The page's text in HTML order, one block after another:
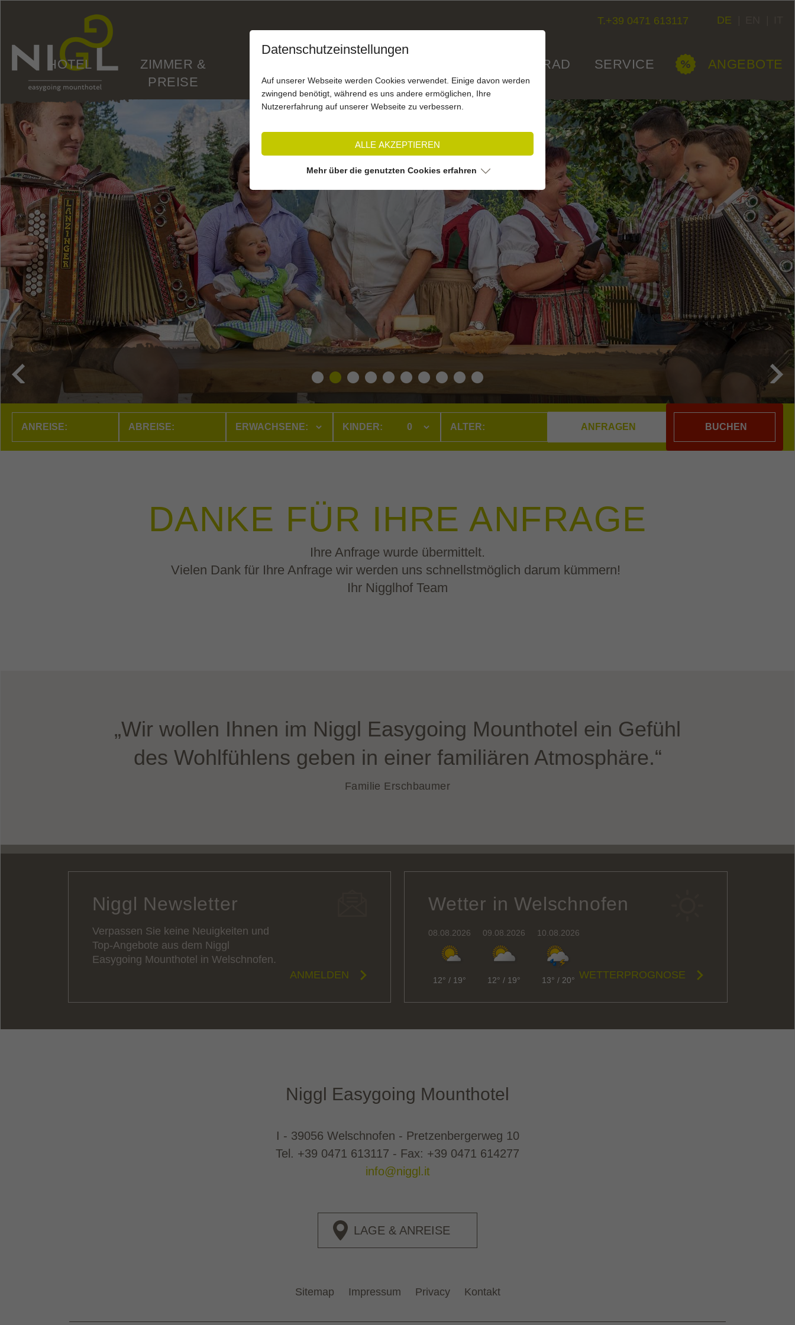
T.+39 0471 613117 DE
HOTEL
ZIMMER &
PREISE
AKTIV
AKTIV
MOTORRAD SERVICE ANGEBOTE
ERWACHSENE: KINDER: BUCHEN
DANKE FÜR IHRE ANFRAGE
Ihre Anfrage wurde übermittelt.
Vielen Dank für Ihre Anfrage wir werden uns schnellstmöglich darum kümmern!
Ihr Nigglhof Team
„Wir wollen Ihnen im Niggl Easygoing Mounthotel ein Gefühl
des Wohlfühlens geben in einer familiären Atmosphäre.“
Familie Erschbaumer
Niggl Newsletter
Verpassen Sie keine Neuigkeiten und
Top-Angebote aus dem Niggl
Easygoing Mounthotel in Welschnofen.
ANMELDEN
Wetter in Welschnofen
08.08.2026
12° / 19°
09.08.2026
12° / 19°
10.08.2026
13° / 20° WETTERPROGNOSE
Niggl Easygoing Mounthotel
I - 39056 Welschnofen - Pretzenbergerweg 10
Tel. +39 0471 613117 - Fax: +39 0471 614277
info@niggl.it
LAGE & ANREISE
Sitemap Impressum Privacy Kontakt
Datenschutzeinstellungen
Auf unserer Webseite werden Cookies verwendet. Einige davon werden
zwingend benötigt, während es uns andere ermöglichen, Ihre
Nutzererfahrung auf unserer Webseite zu verbessern.
ALLE AKZEPTIEREN
Mehr über die genutzten Cookies erfahren